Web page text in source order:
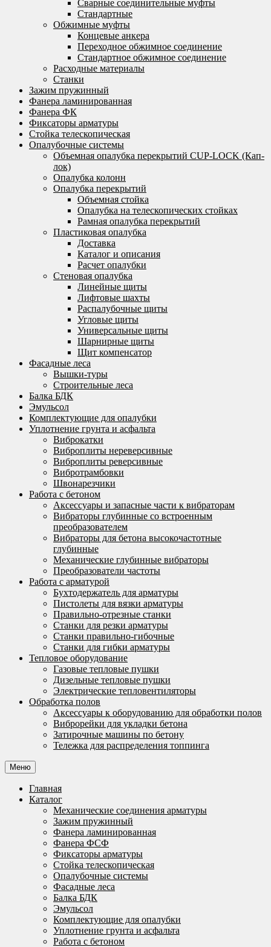
Сварные соединительные муфты
Стандартные
Обжимные муфты
Концевые анкера
Переходное обжимное соединение
Стандартное обжимное соединение
Расходные материалы
Станки
Зажим пружинный
Фанера ламинированная
Фанера ФК
Фиксаторы арматуры
Стойка телескопическая
Опалубочные системы
Объемная опалубка перекрытий CUP-LOCK (Кап-
лок)
Опалубка колонн
Опалубка перекрытий
Объемная стойка
Опалубка на телескопических стойках
Рамная опалубка перекрытий
Пластиковая опалубка
Доставка
Каталог и описания
Расчет опалубки
Стеновая опалубка
Линейные щиты
Лифтовые шахты
Распалубочные щиты
Угловые щиты
Универсальные щиты
Шарнирные щиты
Щит компенсатор
Фасадные леса
Вышки-туры
Строительные леса
Балка БДК
Эмульсол
Комплектующие для опалубки
Уплотнение грунта и асфальта
Виброкатки
Виброплиты нереверсивные
Виброплиты реверсивные
Вибротрамбовки
Швонарезчики
Работа с бетоном
Аксессуары и запасные части к вибраторам
Вибраторы глубинные со встроенным
преобразователем
Вибраторы для бетона высокочастотные
глубинные
Механические глубинные вибраторы
Преобразователи частоты
Работа с арматурой
Бухтодержатель для арматуры
Пистолеты для вязки арматуры
Правильно-отрезные станки
Станки для резки арматуры
Станки правильно-гибочные
Станки для гибки арматуры
Тепловое оборудование
Газовые тепловые пушки
Дизельные тепловые пушки
Электрические тепловентиляторы
Обработка полов
Аксессуары к оборудованию для обработки полов
Виброрейки для укладки бетона
Затирочные машины по бетону
Тележка для распределения топпинга
Меню
Главная
Каталог
Механические соединения арматуры
Зажим пружинный
Фанера ламинированная
Фанера ФСФ
Фиксаторы арматуры
Стойка телескопическая
Опалубочные системы
Фасадные леса
Балка БДК
Эмульсол
Комплектующие для опалубки
Уплотнение грунта и асфальта
Работа с бетоном